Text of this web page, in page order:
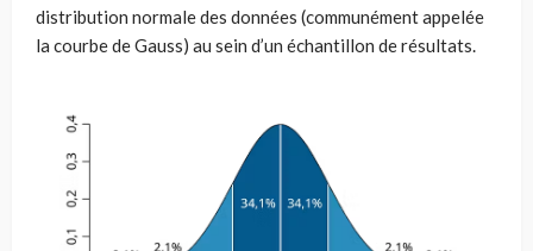
distribution normale des données (communément appelée
la courbe de Gauss) au sein d’un échantillon de résultats.